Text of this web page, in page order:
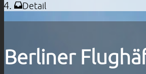
Detail
Berliner